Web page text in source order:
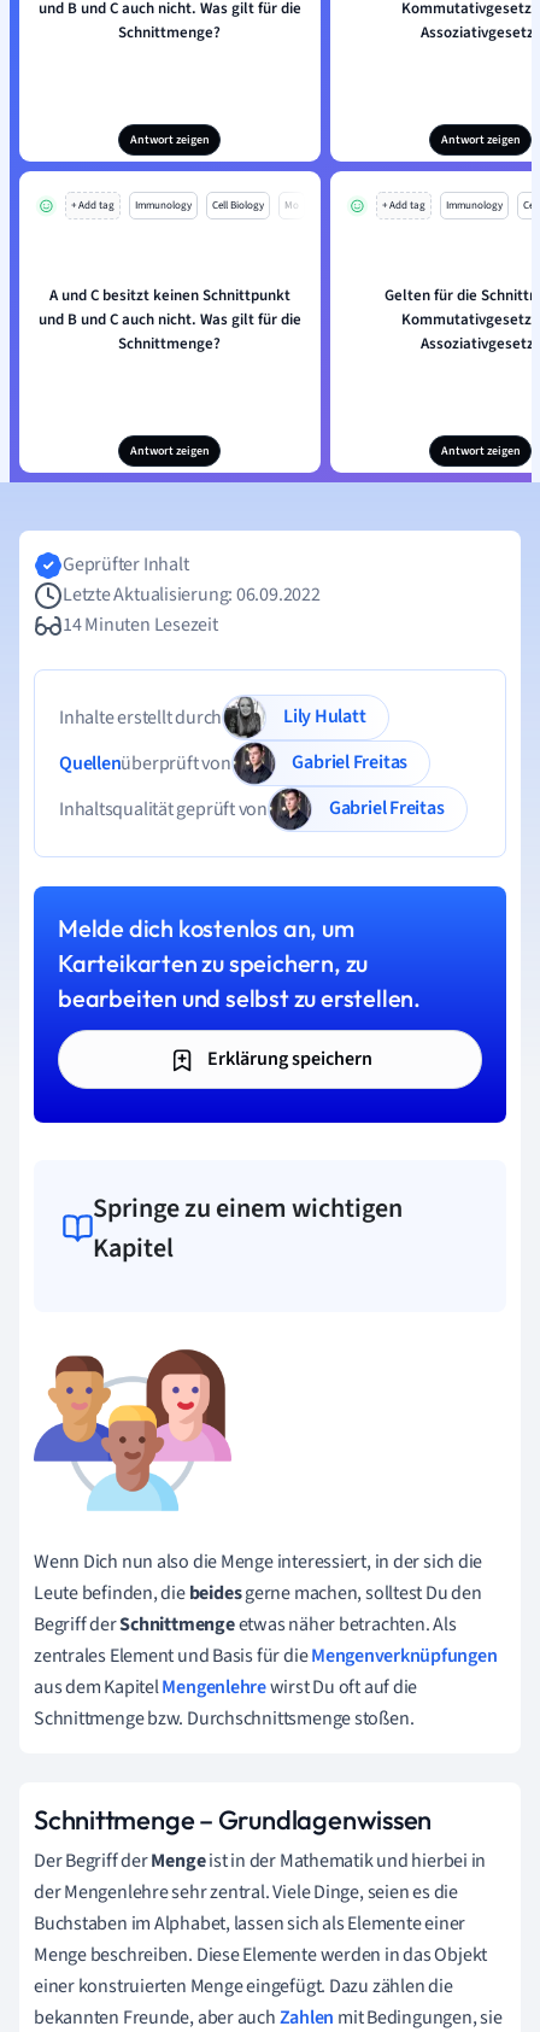
und B und C auch nicht. Was gilt für die
Schnittmenge?
Antwort zeigen
Kommutativgesetz
Assoziativgesetz?
Antwort zeigen
+ Add tag Immunology Cell Biology Mo
A und C besitzt keinen Schnittpunkt
und B und C auch nicht. Was gilt für die
Schnittmenge?
Antwort zeigen
+ Add tag Immunology
Gelten für die
Kommutativgesetz
Assoziativgesetz?
Antwort zeigen
Geprüfter Inhalt
Letzte Aktualisierung: 06.09.2022
14 Minuten Lesezeit
Inhalte erstellt durch
Lily Hulatt
Quellenüberprüft von
Gabriel Freitas
Inhaltsqualität geprüft von
Gabriel Freitas
Melde dich kostenlos an, um
Karteikarten zu speichern, zu
bearbeiten und selbst zu erstellen.
Erklärung speichern
Springe zu einem wichtigen
Kapitel
Wenn Dich nun also die Menge interessiert, in der sich die
Leute befinden, diebeidesgerne machen, solltest Du den
Begriff derSchnittmengeetwas näher betrachten. Als
zentrales Element und Basis für dieMengenverknüpfungen
aus dem KapitelMengenlehrewirst Du oft auf die
Schnittmenge bzw. Durchschnittsmenge stoßen.
Schnittmenge – Grundlagenwissen
Der Begriff derMengeist in der Mathematik und hierbei in
der Mengenlehre sehr zentral. Viele Dinge, seien es die
Buchstaben im Alphabet, lassen sich als Elemente einer
Menge beschreiben. Diese Elemente werden in das Objekt
einer konstruierten Menge eingefügt. Dazu zählen die
bekannten Freunde, aber auchZahlen mit Bedingungen, sie